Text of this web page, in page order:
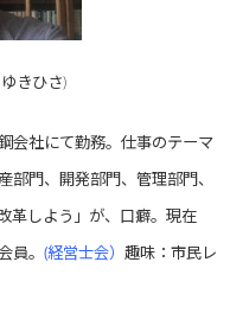
きひさ)
会社にて勤務。仕事のテーマ
部門、開発部門、管理部門、
革しよう」が、口癖。現在
員。 (経営士会） 趣味：市民レ